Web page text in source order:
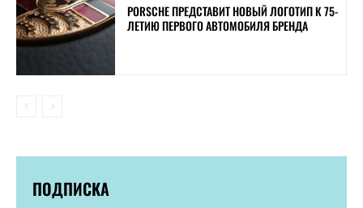
PORSCHE ПРЕДСТАВИТ НОВЫЙ ЛОГОТИП К 75-
ЛЕТИЮ ПЕРВОГО АВТОМОБИЛЯ БРЕНДА
ПОДПИСКА